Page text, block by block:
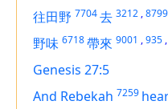
往田野 7704去 3212 ,8799
野味 6718帶來 9001 ,935 ,
Genesis 27:5
And Rebekah 7259